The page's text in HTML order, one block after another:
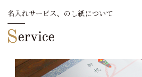
名入れサービス、のし紙について